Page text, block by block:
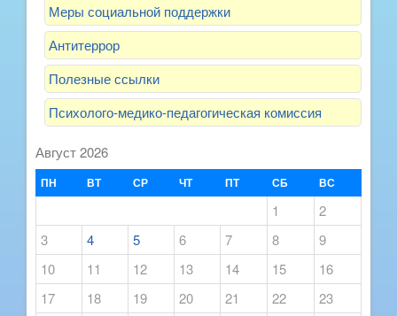
Меры социальной поддержки
Антитеррор
Полезные ссылки
Психолого-медико-педагогическая комиссия
Август 2026
ПН ВТ СР ЧТ ПТ СБ ВС
1
2
3
4 5 6 7 8
9
10
11 12 13 14 15
16
17
18 19 20 21 22
23